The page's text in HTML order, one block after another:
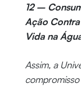
12 –
Ação
Vida na
Assim, a